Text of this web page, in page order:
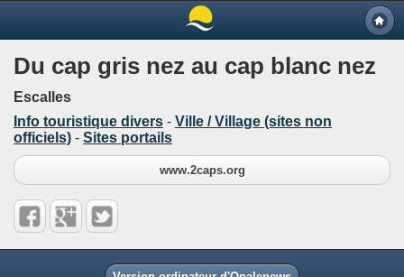
Du cap gris nez au cap blanc nez
Escalles
Info touristique divers - Ville / Village (sites non
officiels) - Sites portails
www.2caps.org